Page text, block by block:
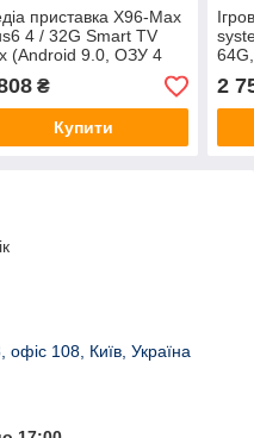
приставка X96-Max
4 / 32G Smart TV
(Android 9.0, ОЗУ 4
32Гб вбудованої
4-х ядерний
Amlogic
₴
Купити
2.1,
2
108, Київ, Україна